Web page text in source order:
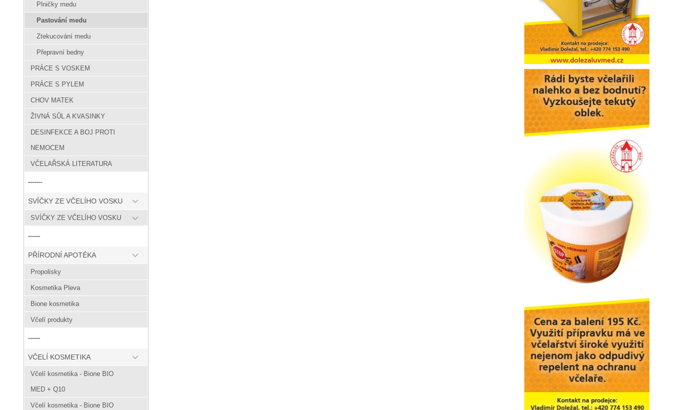
Plničky medu
Pastování medu
Ztekucování medu
Přepravní bedny
PRÁCE S VOSKEM
PRÁCE S PYLEM
CHOV MATEK
ŽIVNÁ SŮL A KVASINKY
DESINFEKCE A BOJ PROTI
NEMOCEM
VČELAŘSKÁ LITERATURA
-------
SVÍČKY ZE VČELÍHO VOSKU
SVÍČKY ZE VČELÍHO VOSKU
------
PŘÍRODNÍ APOTÉKA
Propolisky
Kosmetika Pleva
Bione kosmetika
Včelí produkty
------
VČELÍ KOSMETIKA
Včelí kosmetika - Bione BIO
MED + Q10
Včelí kosmetika - Bione BIO